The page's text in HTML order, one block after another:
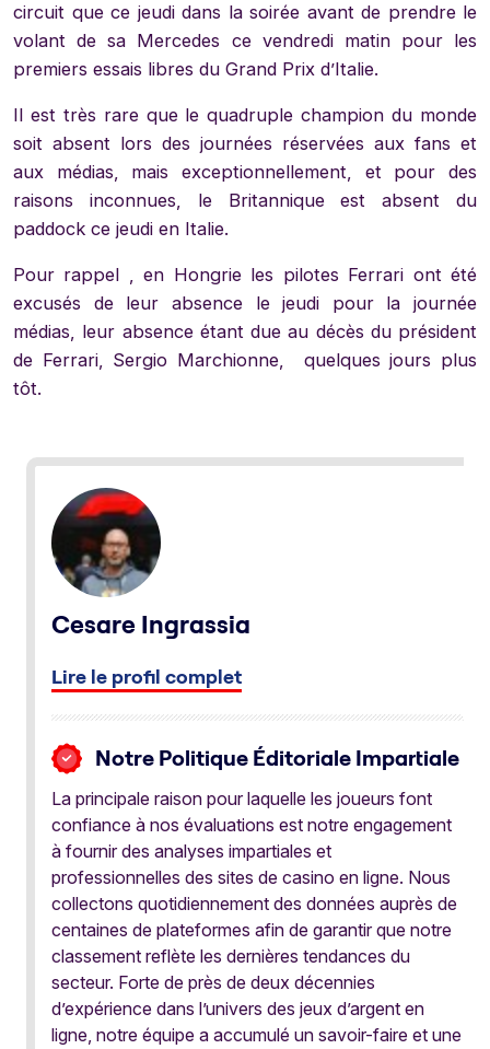
circuit que ce jeudi dans la soirée avant de prendre le
volant de sa Mercedes ce vendredi matin pour les
premiers essais libres du Grand Prix d’Italie.
Il est très rare que le quadruple champion du monde
soit absent lors des journées réservées aux fans et
aux médias, mais exceptionnellement, et pour des
raisons inconnues, le Britannique est absent du
paddock ce jeudi en Italie.
Pour rappel , en Hongrie les pilotes Ferrari ont été
excusés de leur absence le jeudi pour la journée
médias, leur absence étant due au décès du président
de Ferrari, Sergio Marchionne, quelques jours plus
tôt.
Cesare Ingrassia
Lire le profil complet
Notre Politique Éditoriale Impartiale
La principale raison pour laquelle les joueurs font
confiance à nos évaluations est notre engagement
à fournir des analyses impartiales et
professionnelles des sites de casino en ligne. Nous
collectons quotidiennement des données auprès de
centaines de plateformes afin de garantir que notre
classement reflète les dernières tendances du
secteur. Forte de près de deux décennies
d’expérience dans l’univers des jeux d’argent en
ligne, notre équipe a accumulé un savoir-faire et une